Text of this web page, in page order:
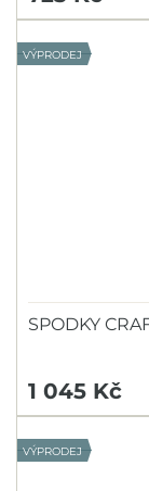
VÝPRODEJ
SPODKY
1 045 Kč
VÝPRODEJ